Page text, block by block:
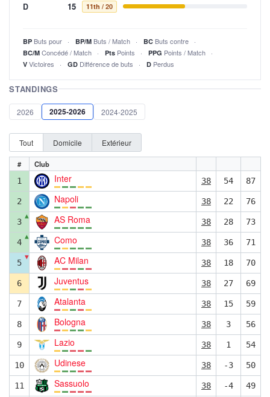
D 15 11th / 20
BP Buts pour BP/M Buts / Match BC Buts contre
BC/M Concédé / Match Pts Points PPG Points / Match
V Victoires GD Différence de buts D Perdus
STANDINGS
2026 2025-2026 2024-2025
Tout Domicile Extérieur
#
Club
1
Inter 38 54 87
2 Napoli 38 22 76
3
▲ AS Roma 38 28 73
4
▲ Como 38 36 71
5
▼ AC Milan 38 18 70
6 Juventus 38 27 69
7 Atalanta 38 15 59
8 Bologna 38 3 56
9 Lazio 38 1 54
10 Udinese 38 -3 50
11 Sassuolo 38 -4 49